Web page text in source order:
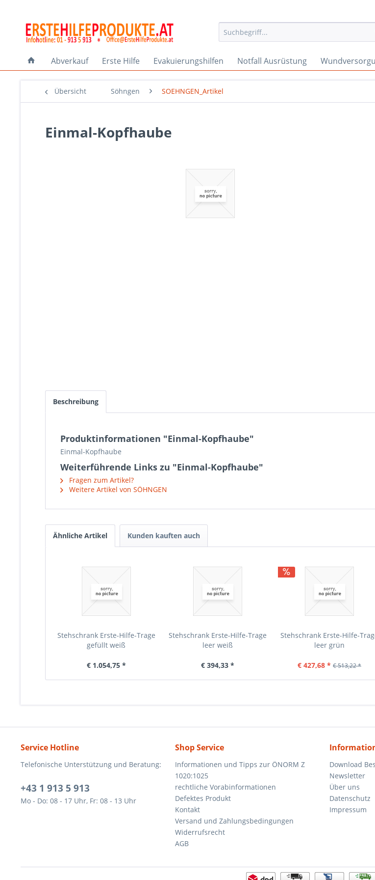
Abverkauf Erste Hilfe Evakuierungshilfen Notfall Ausrüstung
Übersicht Söhngen SOEHNGEN_Artikel
Einmal-Kopfhaube
Beschreibung
Produktinformationen "Einmal-Kopfhaube"
Einmal-Kopfhaube
Weiterführende Links zu "Einmal-Kopfhaube"
Fragen zum Artikel?
Weitere Artikel von SÖHNGEN
Ähnliche Artikel Kunden kauften auch
Stehschrank Erste-Hilfe-Trage
gefüllt weiß
€ 1.054,75 *
Stehschrank Erste-Hilfe-Trage
leer weiß
€ 394,33 *
Stehschrank Erste-Hilfe-
leer grün
€ 427,68 * € 513,22 *
Service Hotline
Telefonische Unterstützung und Beratung:
+43 1 913 5 913
Mo - Do: 08 - 17 Uhr, Fr: 08 - 13 Uhr
Shop Service
Informationen und Tipps zur ÖNORM Z
1020:1025
rechtliche Vorabinformationen
Defektes Produkt
Kontakt
Versand und Zahlungsbedingungen
Widerrufsrecht
AGB
Download
Newsletter
Über uns
Datenschutz
Impressum